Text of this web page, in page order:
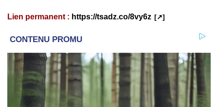
Lien permanent : https://tsadz.co/8vy6z